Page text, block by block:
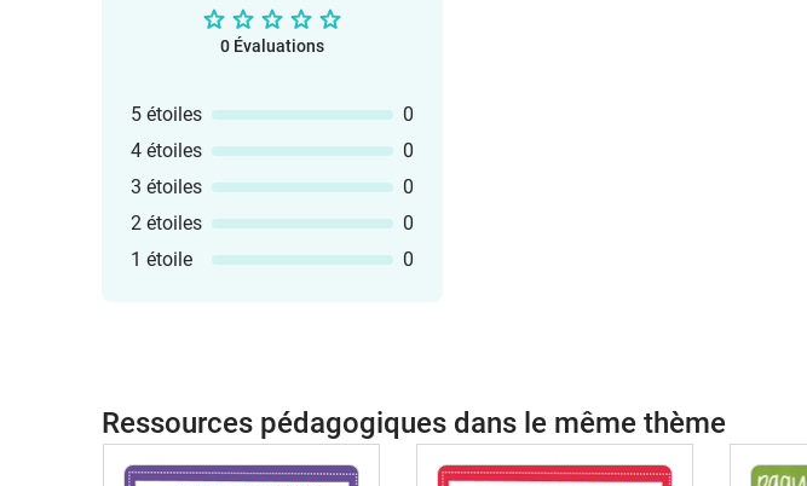
0 Évaluations
5 étoiles
0
4 étoiles
0
3 étoiles
0
2 étoiles
0
1 étoile
0
Ressources pédagogiques dans le même thème